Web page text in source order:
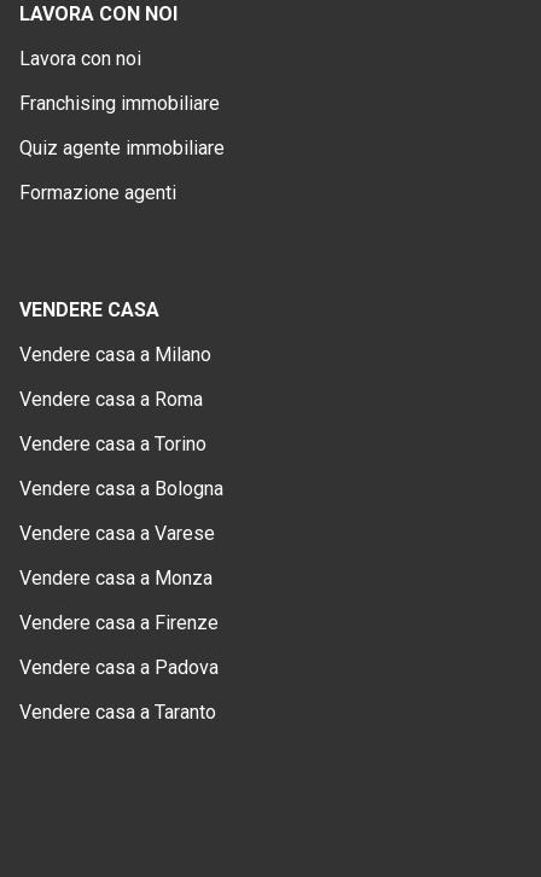
LAVORA CON NOI
Lavora con noi
Franchising immobiliare
Quiz agente immobiliare
Formazione agenti
VENDERE CASA
Vendere casa a Milano
Vendere casa a Roma
Vendere casa a Torino
Vendere casa a Bologna
Vendere casa a Varese
Vendere casa a Monza
Vendere casa a Firenze
Vendere casa a Padova
Vendere casa a Taranto